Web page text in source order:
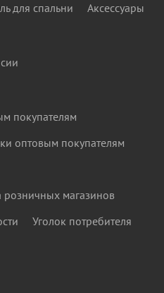
для спальни Аксессуары
покупателям
оптовым покупателям
магазинов
Уголок потребителя